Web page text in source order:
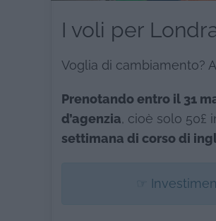
I voli per
Voglia di cambiamento?
Prenotando entro il 31
d’agenzia, cioè solo 50£
settimana di corso di
☞